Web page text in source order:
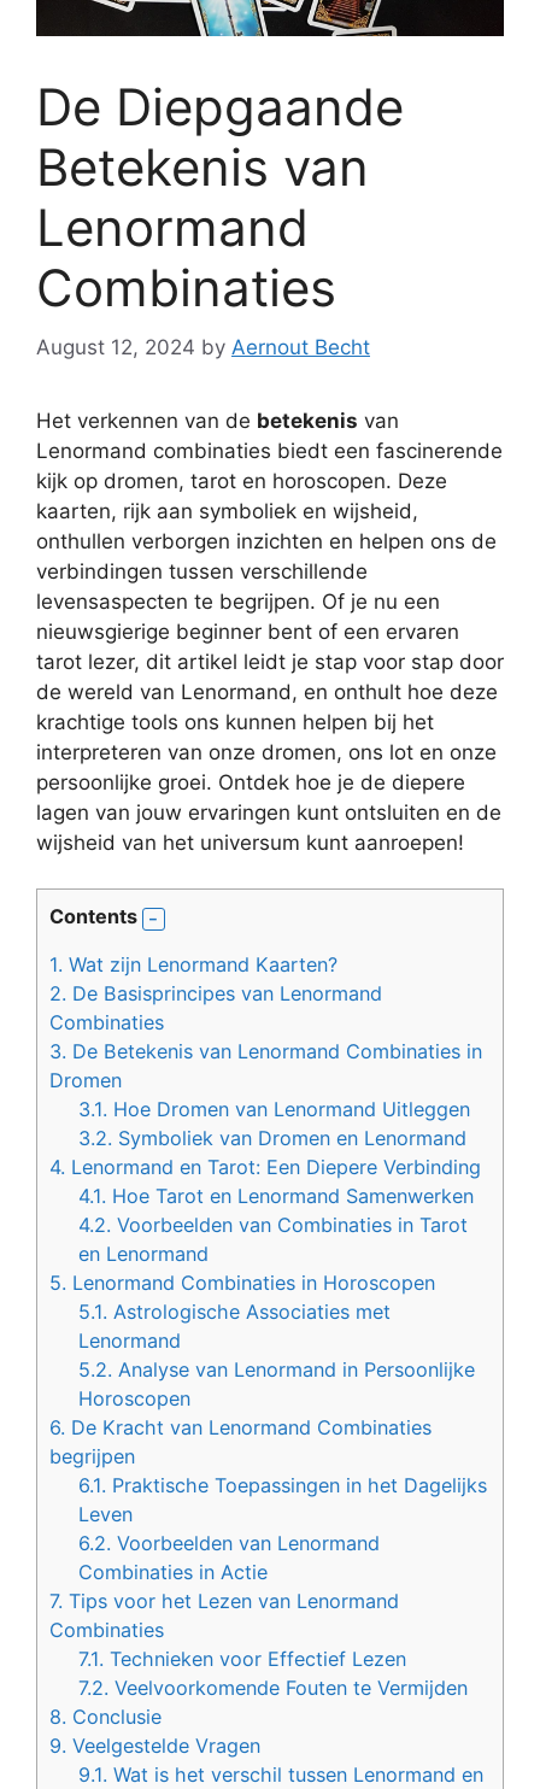
De Diepgaande
Betekenis van
Lenormand
Combinaties
August 12, 2024 by Aernout Becht
Het verkennen van de betekenis van
Lenormand combinaties biedt een fascinerende
kijk op dromen, tarot en horoscopen. Deze
kaarten, rijk aan symboliek en wijsheid,
onthullen verborgen inzichten en helpen ons de
verbindingen tussen verschillende
levensaspecten te begrijpen. Of je nu een
nieuwsgierige beginner bent of een ervaren
tarot lezer, dit artikel leidt je stap voor stap door
de wereld van Lenormand, en onthult hoe deze
krachtige tools ons kunnen helpen bij het
interpreteren van onze dromen, ons lot en onze
persoonlijke groei. Ontdek hoe je de diepere
lagen van jouw ervaringen kunt ontsluiten en de
wijsheid van het universum kunt aanroepen!
Contents
1. Wat zijn Lenormand Kaarten?
2. De Basisprincipes van Lenormand
Combinaties
3. De Betekenis van Lenormand Combinaties in
Dromen
3.1. Hoe Dromen van Lenormand Uitleggen
3.2. Symboliek van Dromen en Lenormand
4. Lenormand en Tarot: Een Diepere Verbinding
4.1. Hoe Tarot en Lenormand Samenwerken
4.2. Voorbeelden van Combinaties in Tarot
en Lenormand
5. Lenormand Combinaties in Horoscopen
5.1. Astrologische Associaties met
Lenormand
5.2. Analyse van Lenormand in Persoonlijke
Horoscopen
6. De Kracht van Lenormand Combinaties
begrijpen
6.1. Praktische Toepassingen in het Dagelijks
Leven
6.2. Voorbeelden van Lenormand
Combinaties in Actie
7. Tips voor het Lezen van Lenormand
Combinaties
7.1. Technieken voor Effectief Lezen
7.2. Veelvoorkomende Fouten te Vermijden
8. Conclusie
9. Veelgestelde Vragen
9.1. Wat is het verschil tussen Lenormand en